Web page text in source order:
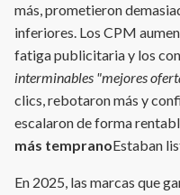
más, prometieron
inferiores. Los CPM
fatiga publicitaria y los
interminables "mejores
clics, rebotaron más y
escalaron de forma
más tempranoEstaban
En 2025, las marcas que